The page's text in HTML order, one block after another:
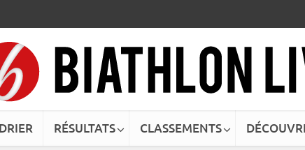
RÉSULTATS CLASSEMENTS